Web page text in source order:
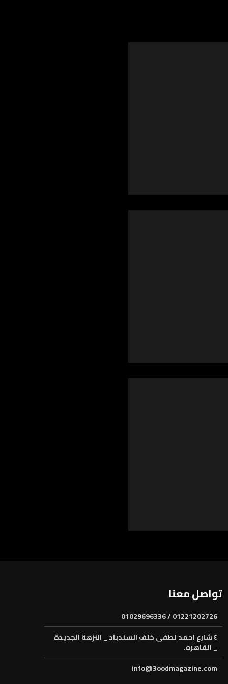
تواصل معنا
01221202726 / 01029696336
٤ شارع احمد لطفى خلف السندباد _ النزهة الجديدة
_ القاهره.
info@3oodmagazine.com